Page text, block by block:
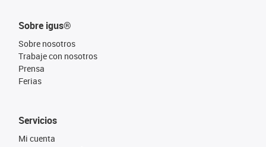
Sobre igus®
Sobre nosotros
Trabaje con nosotros
Prensa
Ferias
Servicios
Mi cuenta